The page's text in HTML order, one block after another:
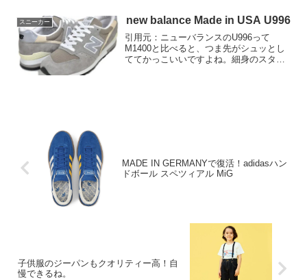
スニーカー new balance Made in USA U996
引用元：ニューバランスのU996って
M1400と比べると、つま先がシュッとし
ててかっこいいですよね。細身のスタイ
MADE IN GERMANYで復活！adidasハン
ドボール スペツィアル MiG
子供服のジーパンもクオリティー高！自
慢できるね。